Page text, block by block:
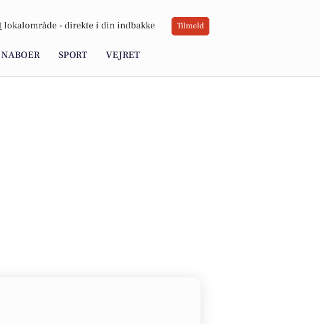
lokalområde - direkte i din indbakke Tilmeld
SPORT VEJRET